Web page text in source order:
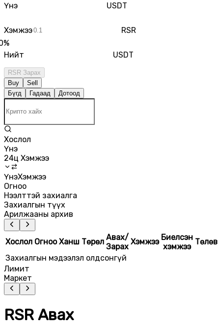
Үнэ USDT
Хэмжээ
RSR
%
Нийт
USDT
RSR Зарах
Buy
Sell
Бүгд
Гадаад Дотоод
Хослол
Үнэ
24ц Хэмжээ
ҮнэХэмжээ
Огноо
Нээлттэй захиалга
Захиалгын түүх
Арилжааны архив
Хослол Огноо Ханш Төрөл Авах/
Зарах
Хэмжээ Биелсэн
хэмжээ
Төлөв
Захиалгын мэдээлэл олдсонгүй
Лимит
Маркет
RSR Авах